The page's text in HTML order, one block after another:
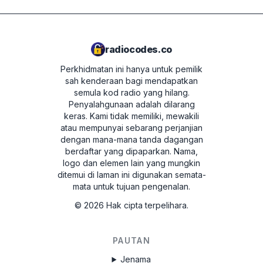
peranti.
dengan empat digit pertama nombor siri
terakhir nombor siri (contoh L0055).
Catat 8 digit tanpa huruf U dan L - ini
adalah nombor siri radio anda. Untuk
mendapatkan kod, masukkan dalam borang
di atas.
Honda Accord 2003 - 2007
Hidupkan radio dan pastikan mesej "CODE"
melihat mesej ini, keluarkan fius selama 1
minit, kemudian kembali ke langkah 1.
radiocodes.co
Perkhidmatan ini hanya untuk pemilik
sah kenderaan bagi mendapatkan
semula kod radio yang hilang.
Penyalahgunaan adalah dilarang
keras. Kami tidak memiliki, mewakili
atau mempunyai sebarang perjanjian
dengan mana-mana tanda dagangan
berdaftar yang dipaparkan. Nama,
logo dan elemen lain yang mungkin
ditemui di laman ini digunakan semata-
mata untuk tujuan pengenalan.
© 2026 Hak cipta terpelihara.
PAUTAN
Jenama